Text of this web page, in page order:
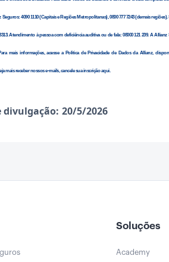
4090 1110 (Capitais e Regiões Metropolitanas), 0800 777 7243 (demais regiões).
Atendimento à pessoa com deficiência auditiva ou de fala: 08000 121 239. A Allianz
mais informações, acesse a Política de Privacidade de Dados da Allianz,
mais receber nossos e-mails, cancele sua inscrição aqui.
divulgação: 20/5/2026
Soluções
Academy